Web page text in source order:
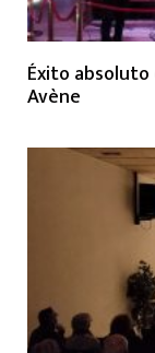
Éxito absoluto
Avène